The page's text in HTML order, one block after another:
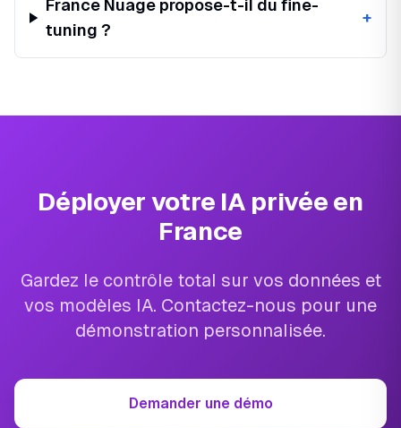
France Nuage propose-t-il du fine-
tuning ?
+
Déployer votre IA privée en
France
Gardez le contrôle total sur vos données et
vos modèles IA. Contactez-nous pour une
démonstration personnalisée.
Demander une démo